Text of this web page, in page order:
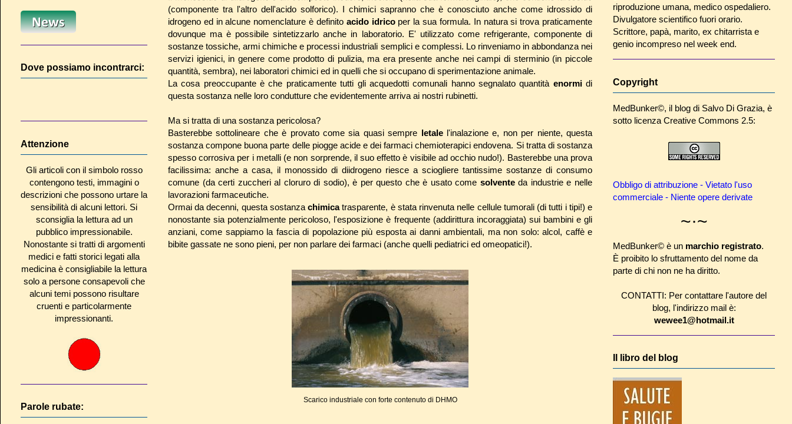
(componente tra l'altro dell'acido solforico). I chimici sapranno che è conosciuto anche come idrossido di
idrogeno ed in alcune nomenclature è definito acido idricoper la sua formula. In natura si trova praticamente
dovunque ma è possibile sintetizzarlo anche in laboratorio. E' utilizzato come refrigerante, componente di
sostanze tossiche, armi chimiche e processi industriali semplici e complessi. Lo rinveniamo in abbondanza nei
servizi igienici, in genere come prodotto di pulizia, ma era presente anche nei campi di sterminio (in piccole
quantità, sembra), nei laboratori chimici ed in quelli che si occupano di sperimentazione animale.
La cosa preoccupante è che praticamente tutti gli acquedotti comunali hanno segnalato quantità enormidi
questa sostanza nelle loro condutture che evidentemente arriva ai nostri rubinetti.
Ma si tratta di una sostanza pericolosa?
Basterebbe sottolineare che è provato come sia quasi sempre letalel'inalazione e, non per niente, questa
sostanza compone buona parte delle piogge acide e dei farmaci chemioterapici endovena. Si tratta di sostanza
spesso corrosiva per i metalli (e non sorprende, il suo effetto è visibile ad occhio nudo!). Basterebbe una prova
facilissima: anche a casa, il monossido di diidrogeno riesce a sciogliere tantissime sostanze di consumo
comune (da certi zuccheri al cloruro di sodio), è per questo che è usato come solventeda industrie e nelle
lavorazioni farmaceutiche.
Ormai da decenni, questa sostanzachimicatrasparente, è stata rinvenuta nelle cellule tumorali (di tutti i tipi!) e
nonostante sia potenzialmente pericoloso, l'esposizione è frequente (addirittura incoraggiata) sui bambini e gli
anziani, come sappiamo la fascia di popolazione più esposta ai danni ambientali, ma non solo: alcol, caffè e
bibite gassate ne sono pieni, per non parlare dei farmaci (anche quelli pediatrici ed omeopatici!).
Scarico industriale con forte contenuto di DHMO
Dove possiamo incontrarci:
Attenzione
Gli articoli con il simbolo rosso
contengono testi, immagini o
descrizioni che possono urtare la
sensibilità di alcuni lettori. Si
sconsiglia la lettura ad un
pubblico impressionabile.
Nonostante si tratti di argomenti
medici e fatti storici legati alla
medicina è consigliabile la lettura
solo a persone consapevoli che
alcuni temi possono risultare
cruenti e particolarmente
impressionanti.
Parole rubate:
riproduzione umana, medico ospedaliero.
Divulgatore scientifico fuori orario.
Scrittore, papà, marito, ex chitarrista e
genio incompreso nel week end.
Copyright
MedBunker©, il blog di Salvo Di Grazia, è
sotto licenza Creative Commons 2.5:
Obbligo di attribuzione - Vietato l'uso
commerciale - Niente opere derivate
~·~
MedBunker© è un marchio registrato.
È proibito lo sfruttamento del nome da
parte di chi non ne ha diritto.
CONTATTI: Per contattare l'autore del
blog, l'indirizzo mail è:
wewee1@hotmail.it
Il libro del blog